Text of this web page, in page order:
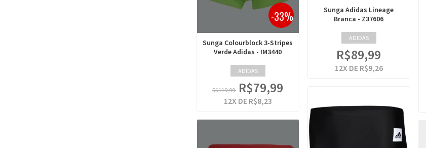
-33%
Sunga Colourblock 3-Stripes
Verde Adidas - IM3440
ADIDAS
R$119,99 R$79,99
12X DE R$8,23
Sunga Adidas Lineage
Branca - Z37606
ADIDAS
R$89,99
12X DE R$9,26